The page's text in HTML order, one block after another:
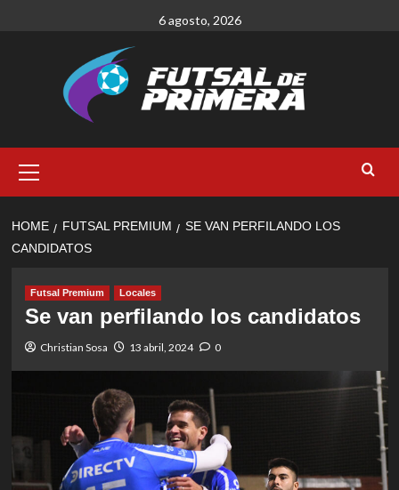
6 agosto, 2026
Menu
HOME FUTSAL PREMIUM
SE VAN PERFILANDO LOS
CANDIDATOS
Futsal Premium Locales
Se van perfilando los candidatos
Christian Sosa 13 abril, 2024 0